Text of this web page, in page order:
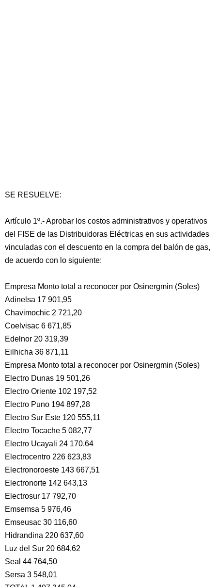
SE RESUELVE:
Artículo 1º.- Aprobar los costos administrativos y operativos
del FISE de las Distribuidoras Eléctricas en sus actividades
vinculadas con el descuento en la compra del balón de gas,
de acuerdo con lo siguiente:
Empresa Monto total a reconocer por Osinergmin (Soles)
Adinelsa 17 901,95
Chavimochic 2 721,20
Coelvisac 6 671,85
Edelnor 20 319,39
Eilhicha 36 871,11
Empresa Monto total a reconocer por Osinergmin (Soles)
Electro Dunas 19 501,26
Electro Oriente 102 197,52
Electro Puno 194 897,28
Electro Sur Este 120 555,11
Electro Tocache 5 082,77
Electro Ucayali 24 170,64
Electrocentro 226 623,83
Electronoroeste 143 667,51
Electronorte 142 643,13
Electrosur 17 792,70
Emsemsa 5 976,46
Emseusac 30 116,60
Hidrandina 220 637,60
Luz del Sur 20 684,62
Seal 44 764,50
Sersa 3 548,01